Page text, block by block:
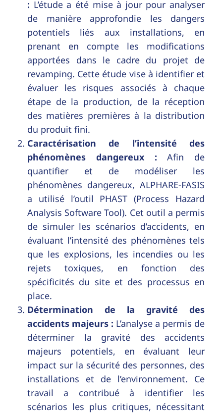
: L’étude a été mise à jour pour analyser
de manière approfondie les dangers
potentiels liés aux installations, en
prenant en compte les modifications
apportées dans le cadre du projet de
revamping. Cette étude vise à identifier et
évaluer les risques associés à chaque
étape de la production, de la réception
des matières premières à la distribution
du produit fini.
Caractérisation de l’intensité des
phénomènes dangereux : Afin de
quantifier et de modéliser les
phénomènes dangereux, ALPHARE-FASIS
a utilisé l’outil PHAST (Process Hazard
Analysis Software Tool). Cet outil a permis
de simuler les scénarios d’accidents, en
évaluant l’intensité des phénomènes tels
que les explosions, les incendies ou les
rejets toxiques, en fonction des
spécificités du site et des processus en
place.
Détermination de la gravité des
accidents majeurs : L’analyse a permis de
déterminer la gravité des accidents
majeurs potentiels, en évaluant leur
impact sur la sécurité des personnes, des
installations et de l’environnement. Ce
travail a contribué à identifier les
scénarios les plus critiques, nécessitant